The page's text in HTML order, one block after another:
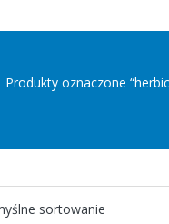
Produkty oznaczone